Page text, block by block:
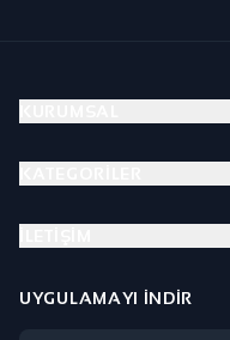
UYGULAMAYI İNDIR